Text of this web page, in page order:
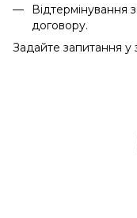
Відтермінування
договору.
Задайте запитання